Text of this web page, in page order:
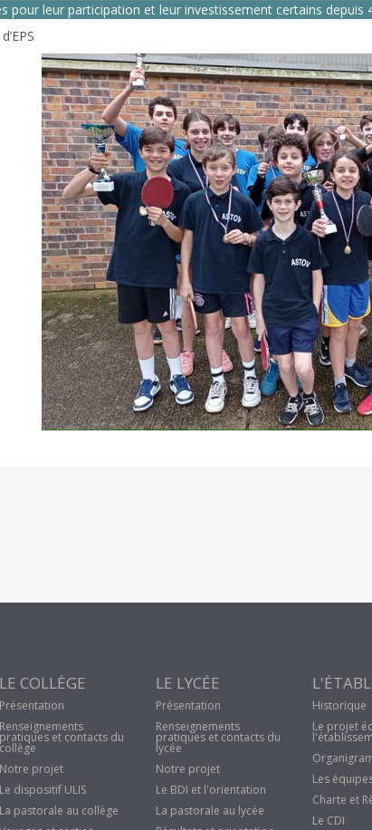
pour leur participation et leur investissement certains depuis
LE COLLÈGE
Présentation
Renseignements
pratiques et contacts du
collège
Notre projet
Le dispositif ULIS
La pastorale au collège
LE LYCÉE
Présentation
Renseignements
pratiques et contacts du
lycée
Notre projet
Le BDI et l'orientation
La pastorale au lycée
Historique
Le projet
Les
Charte et
Le CDI